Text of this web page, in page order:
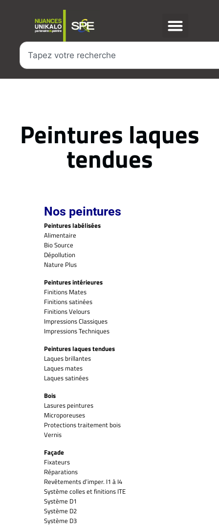
Peintures laques
tendues
Nos peintures
Peintures labélisées
Alimentaire
Bio Source
Dépollution
Nature Plus
Peintures intérieures
Finitions Mates
Finitions satinées
Finitions Velours
Impressions Classiques
Impressions Techniques
Peintures laques tendues
Laques brillantes
Laques mates
Laques satinées
Bois
Lasures peintures
Microporeuses
Protections traitement bois
Vernis
Façade
Fixateurs
Réparations
Revêtements d’imper. I1 à I4
Système colles et finitions ITE
Système D1
Système D2
Système D3